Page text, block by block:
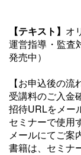
【テキスト】 オ
運営指導・監査
発売中）
【お申込後の流
受講料のご入金
招待URLをメー
セミナーで使用
メールにてご案
書籍は、セミナ